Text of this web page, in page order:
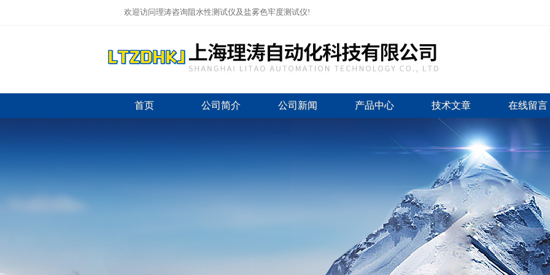
欢迎访问理涛咨询阻水性测试仪及盐雾色牢度测试仪!
首页 公司简介 公司新闻 产品中心 技术文章 在线留言